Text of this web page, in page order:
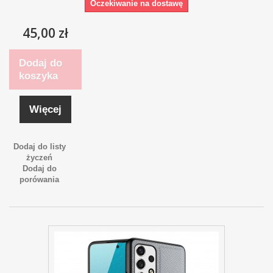
Oczekiwanie na dostawę
45,00 zł
Dodaj do
koszyka
Więcej
Dodaj do listy
życzeń
Dodaj do
porówania